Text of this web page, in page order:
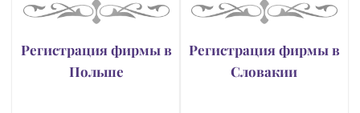
Регистрация фирмы в
Польше
Регистрация фирмы в
Словакии